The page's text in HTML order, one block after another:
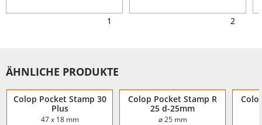
1 2
ÄHNLICHE PRODUKTE
Colop Pocket Stamp 30
Plus
47 x 18 mm
Colop Pocket Stamp R
25 d-25mm
⌀ 25 mm